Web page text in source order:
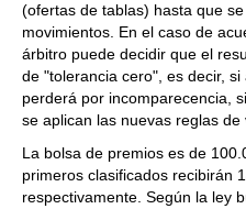
(ofertas de tablas) hasta que
movimientos. En el caso de
árbitro puede decidir que el
de "tolerancia cero", es decir,
perderá por incomparecencia,
se aplican las nuevas reglas de
La bolsa de premios es de
primeros clasificados recibirán
respectivamente. Según la ley